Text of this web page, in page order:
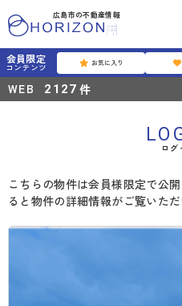
広島市の不動産情報
会員限定
コンテンツ お気に入り
WEB 2127 件
ログ
こちらの物件は会員様限定で公
ると物件の詳細情報がご覧いただ